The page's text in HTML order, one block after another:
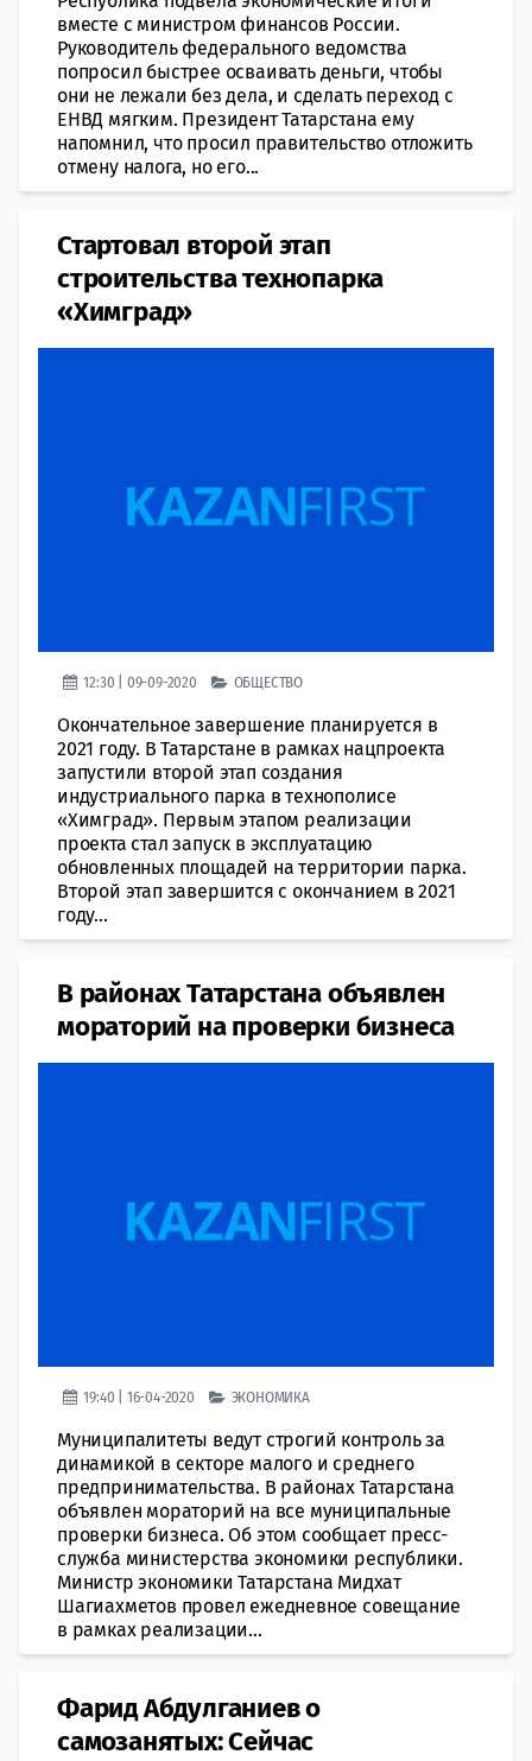
вместе с министром финансов России.
Руководитель федерального ведомства
попросил быстрее осваивать деньги, чтобы
они не лежали без дела, и сделать переход с
ЕНВД мягким. Президент Татарстана ему
напомнил, что просил правительство отложить
отмену налога, но его...
Стартовал второй этап
строительства технопарка
«Химград»
12:30 | 09-09-2020 ОБЩЕСТВО
Окончательное завершение планируется в
2021 году. В Татарстане в рамках нацпроекта
запустили второй этап создания
индустриального парка в технополисе
«Химград». Первым этапом реализации
проекта стал запуск в эксплуатацию
обновленных площадей на территории парка.
Второй этап завершится с окончанием в 2021
году...
В районах Татарстана объявлен
мораторий на проверки бизнеса
19:40 | 16-04-2020 ЭКОНОМИКА
Муниципалитеты ведут строгий контроль за
динамикой в секторе малого и среднего
предпринимательства. В районах Татарстана
объявлен мораторий на все муниципальные
проверки бизнеса. Об этом сообщает пресс-
служба министерства экономики республики.
Министр экономики Татарстана Мидхат
Шагиахметов провел ежедневное совещание
в рамках реализации...
Фарид Абдулганиев о
самозанятых: Сейчас